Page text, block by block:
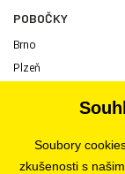
POBOČKY
Brno
Plzeň
Ostrava
Soubory
zkušenosti s